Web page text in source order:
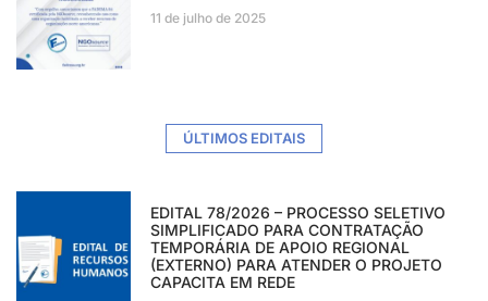
11 de julho de 2025
ÚLTIMOS EDITAIS
EDITAL 78/2026 – PROCESSO SELETIVO
SIMPLIFICADO PARA CONTRATAÇÃO
TEMPORÁRIA DE APOIO REGIONAL
(EXTERNO) PARA ATENDER O PROJETO
CAPACITA EM REDE